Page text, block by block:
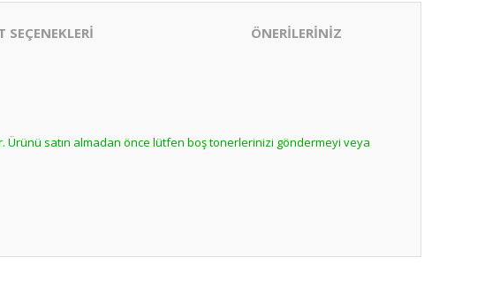
SEÇENEKLERİ ÖNERİLERİNİZ
Ürünü satın almadan önce lütfen boş tonerlerinizi göndermeyi veya